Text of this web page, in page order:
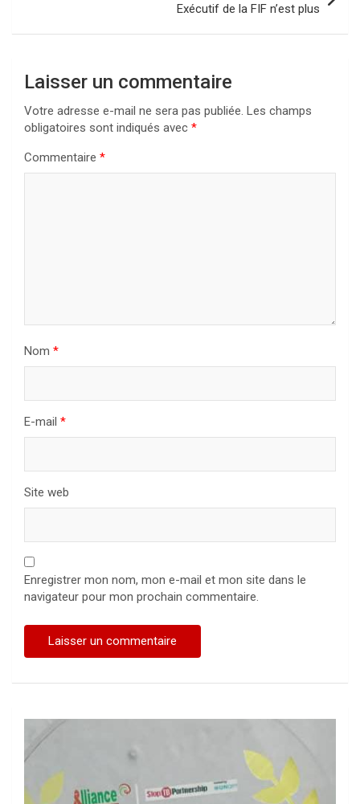
Exécutif de la FIF n’est plus
Laisser un commentaire
Votre adresse e-mail ne sera pas publiée. Les champs
obligatoires sont indiqués avec *
Commentaire *
Nom *
E-mail *
Site web
Enregistrer mon nom, mon e-mail et mon site dans le
navigateur pour mon prochain commentaire.